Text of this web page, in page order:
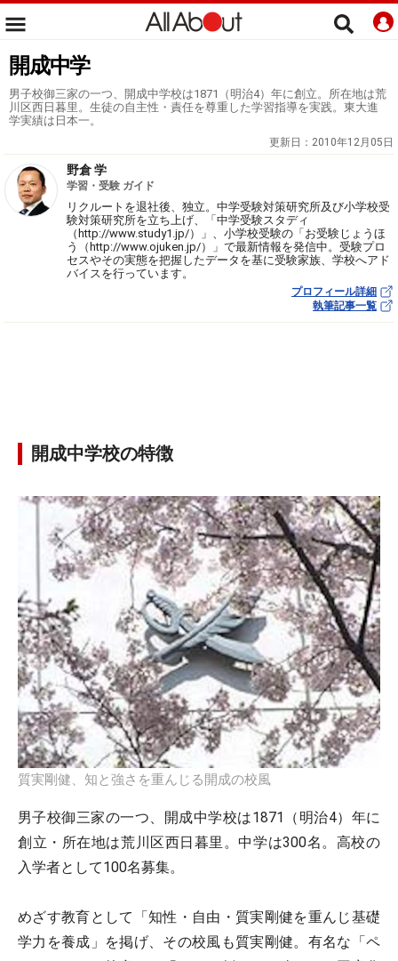
開成中学
男子校御三家の一つ、開成中学校は1871（明治4）年に創立。所在地は荒
川区西日暮里。生徒の自主性・責任を尊重した学習指導を実践。東大進
学実績は日本一。
更新日： 2010年12月05日
野倉 学
学習・受験 ガイド
リクルートを退社後、独立。中学受験対策研究所及び小学校受
験対策研究所を立ち上げ、「中学受験スタディ
（http://www.study1.jp/）」、小学校受験の「お受験じょうほ
う（http://www.ojuken.jp/）」で最新情報を発信中。受験プロ
セスやその実態を把握したデータを基に受験家族、学校へアド
バイスを行っています。
プロフィール詳細
執筆記事一覧
開成中学校の特徴
質実剛健、知と強さを重んじる開成の校風
男子校御三家の一つ、開成中学校は1871（明治4）年に
創立・所在地は荒川区西日暮里。中学は300名。高校の
入学者として100名募集。
めざす教育として「知性・自由・質実剛健を重んじ基礎
学力を養成」を掲げ、その校風も質実剛健。有名な「ペ